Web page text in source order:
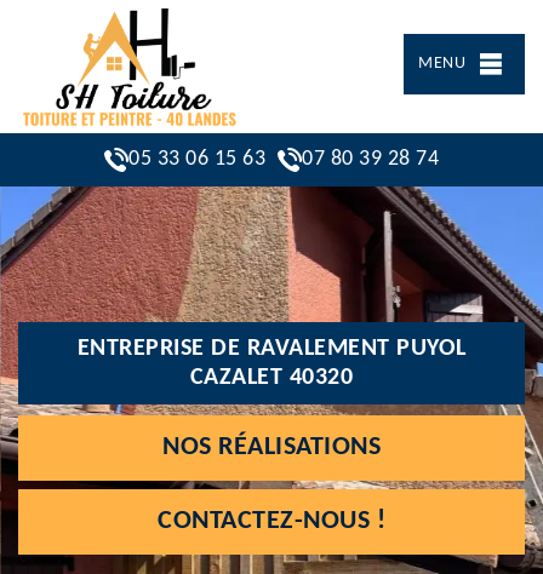
MENU
05 33 06 15 63 07 80 39 28 74
ENTREPRISE DE RAVALEMENT PUYOL
CAZALET 40320
NOS RÉALISATIONS
CONTACTEZ-NOUS !